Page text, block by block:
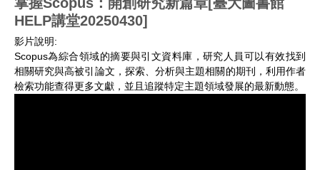
HELP講堂20250430]
影片說明:
Scopus為綜合領域的摘要與引文資料庫，研究人員可以有效找到
相關研究與高被引論文，探索、分析與主題相關的期刊，利用作者
檢索功能查得更多文獻，並且追蹤特定主題領域發展的最新動態。